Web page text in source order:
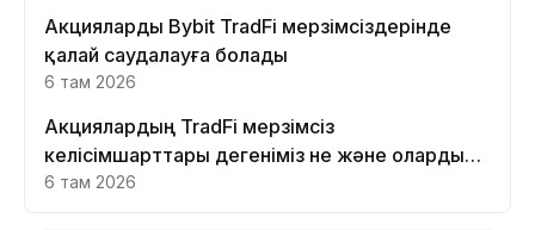
Акцияларды Bybit TradFi мерзімсіздерінде
қалай саудалауға болады
6 там 2026
Акциялардың TradFi мерзімсіз
келісімшарттары дегеніміз не және оларды
Bybit платформасында неге саудалау керек?
6 там 2026